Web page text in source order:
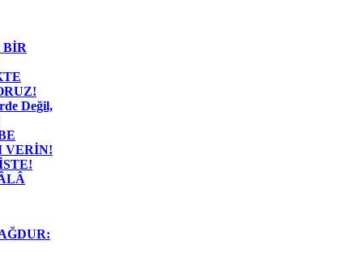
BİR
Değil,
VERİN!